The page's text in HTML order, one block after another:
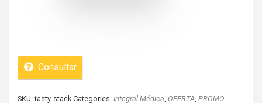
Consultar
SKU:tasty-stack Categories: Integral Médica, OFERTA, PROMO